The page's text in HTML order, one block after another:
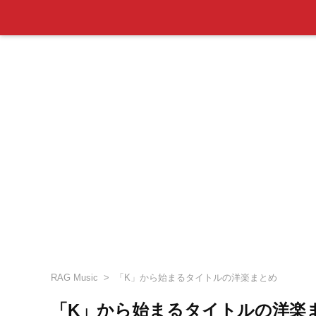
RAG Music 「K」から始まるタイトルの洋楽まとめ
「K」から始まるタイトルの洋楽